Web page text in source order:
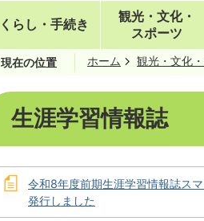
くらし・手続き
観光・文化・
スポーツ
現在の位置 ホーム 観光・文化
生涯学習情報誌
令和8年度前期生涯学習情報誌ス
発行しました